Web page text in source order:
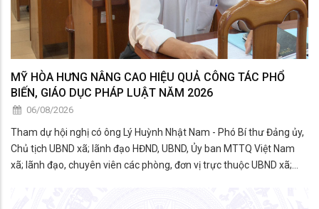
MỸ HÒA HƯNG NÂNG CAO HIỆU QUẢ CÔNG TÁC PHỔ
BIẾN, GIÁO DỤC PHÁP LUẬT NĂM 2026
06/08/2026
Tham dự hội nghị có ông Lý Huỳnh Nhật Nam - Phó Bí thư Đảng ủy,
Chủ tịch UBND xã; lãnh đạo HĐND, UBND, Ủy ban MTTQ Việt Nam
xã; lãnh đạo, chuyên viên các phòng, đơn vị trực thuộc UBND xã;